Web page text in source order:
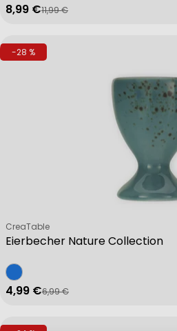
Verkaufspreis
8,99 €
Regulärer Preis
11,99 €
-28 %
Eierbecher Nature Collection
Verkäufer:
CreaTable
Verkaufspreis
4,99 €
Regulärer Preis
6,99 €